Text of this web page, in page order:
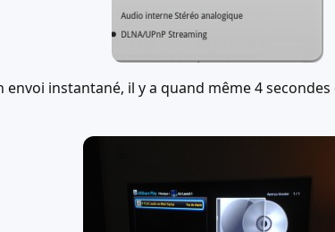
envoi instantané, il y a quand même 4